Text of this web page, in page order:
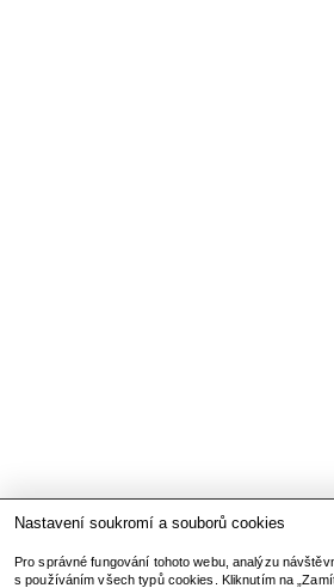
Nastavení soukromí a souborů cookies
Pro správné fungování tohoto webu, analýzu
s používáním všech typů cookies. Kliknutím na